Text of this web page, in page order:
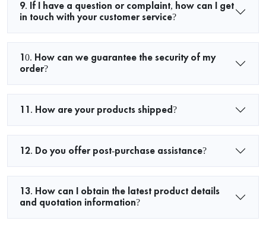
9. If I have a question or complaint, how can I get
in touch with your customer service?
10. How can we guarantee the security of my
order?
11. How are your products shipped?
12. Do you offer post-purchase assistance?
13. How can I obtain the latest product details
and quotation information?